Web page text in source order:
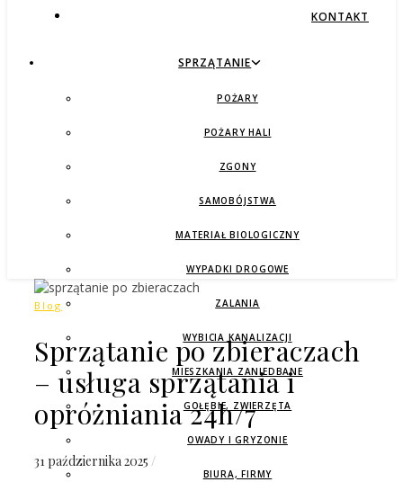
KONTAKT
SPRZĄTANIE
POŻARY
POŻARY HALI
ZGONY
SAMOBÓJSTWA
MATERIAŁ BIOLOGICZNY
WYPADKI DROGOWE
ZALANIA
WYBICIA KANALIZACJI
MIESZKANIA ZANIEDBANE
GOŁĘBIE, ZWIERZĘTA
OWADY I GRYZONIE
BIURA, FIRMY
Blog
Sprzątanie po zbieraczach
– usługa sprzątania i
opróżniania 24h/7
31 października 2025 /